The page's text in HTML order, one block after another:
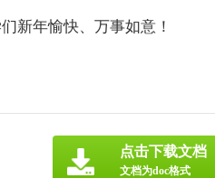
新年愉快、万事如意！
点击下载文档
文档为doc格式